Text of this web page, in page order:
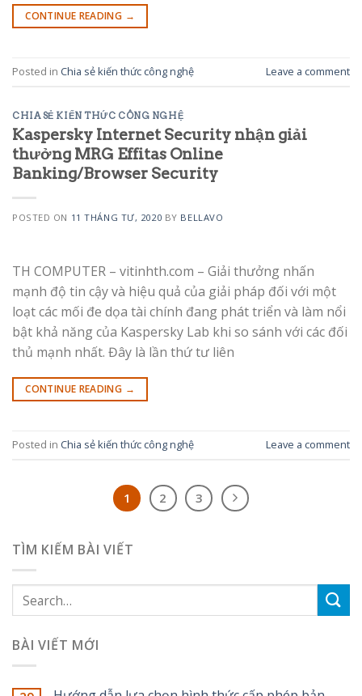
CONTINUE READING →
Posted in Chia sẻ kiến thức công nghệ Leave a comment
CHIA SẺ KIẾN THỨC CÔNG NGHỆ
Kaspersky Internet Security nhận giải
thưởng MRG Effitas Online
Banking/Browser Security
POSTED ON 11 THÁNG TƯ, 2020 BY BELLAVO
TH COMPUTER – vitinhth.com – Giải thưởng nhấn
mạnh độ tin cậy và hiệu quả của giải pháp đối với một
loạt các mối đe dọa tài chính đang phát triển và làm nổi
bật khả năng của Kaspersky Lab khi so sánh với các đối
thủ mạnh nhất. Đây là lần thứ tư liên
CONTINUE READING →
Posted in Chia sẻ kiến thức công nghệ Leave a comment
1 2 3
TÌM KIẾM BÀI VIẾT
BÀI VIẾT MỚI